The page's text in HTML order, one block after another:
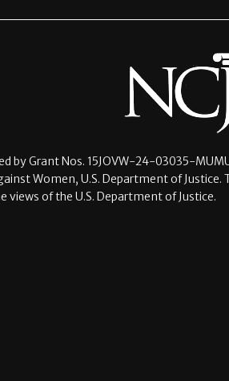
by Grant Nos. 15JOVW-24-03035-
Women, U.S. Department of
views of the U.S. Department of Justice.